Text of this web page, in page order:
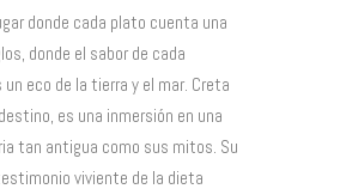
donde cada plato cuenta una
donde el sabor de cada
eco de la tierra y el mar. Creta
es una inmersión en una
tan antigua como sus mitos. Su
viviente de la dieta